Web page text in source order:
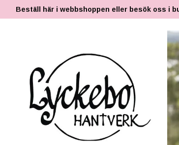
Beställ här i webbshoppen eller besök oss i